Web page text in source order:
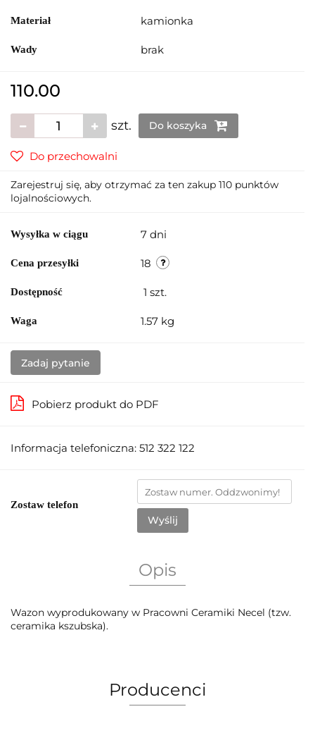
Materiał kamionka
Wady brak
110.00
szt. Do koszyka
Do przechowalni
Zarejestruj się, aby otrzymać za ten zakup 110 punktów
lojalnościowych.
Wysyłka w ciągu 7 dni
Cena przesyłki 18
Dostępność 1 szt.
Waga 1.57 kg
Zadaj pytanie
Pobierz produkt do PDF
Informacja telefoniczna: 512 322 122
Zostaw telefon
Wyślij
Opis
Wazon wyprodukowany w Pracowni Ceramiki Necel (tzw.
ceramika kszubska).
Producenci